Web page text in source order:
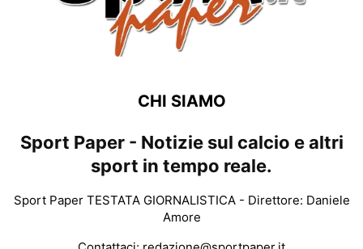
CHI SIAMO
Sport Paper - Notizie sul calcio e altri
sport in tempo reale.
Sport Paper TESTATA GIORNALISTICA - Direttore: Daniele
Amore